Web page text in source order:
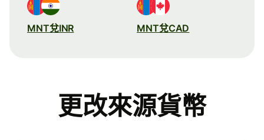
MNT兌INR MNT兌CAD
更改來源貨幣